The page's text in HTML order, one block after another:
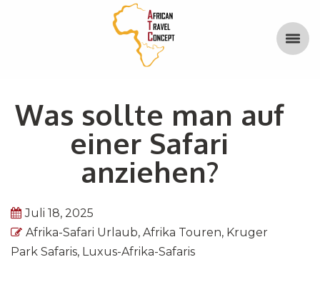
Was sollte man auf
einer Safari
anziehen?
Juli 18, 2025
Afrika-Safari Urlaub, Afrika Touren, Kruger
Park Safaris, Luxus-Afrika-Safaris